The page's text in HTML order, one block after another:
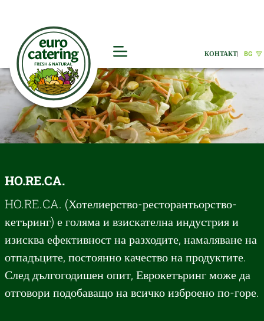
КОНТАКТ| BG
HO.RE.CA.
HO.RE.CA. (Хотелиерство-ресторантьорство-
кетъринг) е голяма и взискателна индустрия и
изисква ефективност на разходите, намаляване на
отпадъците, постоянно качество на продуктите.
След дългогодишен опит, Еврокетъринг може да
отговори подобаващо на всичко изброено по-горе.